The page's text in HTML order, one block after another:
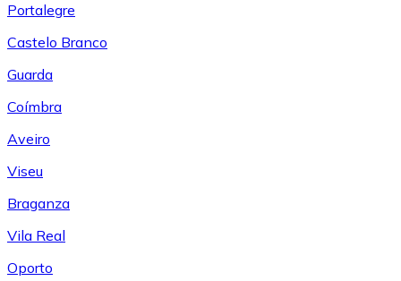
Portalegre
Castelo Branco
Guarda
Coímbra
Aveiro
Viseu
Braganza
Vila Real
Oporto